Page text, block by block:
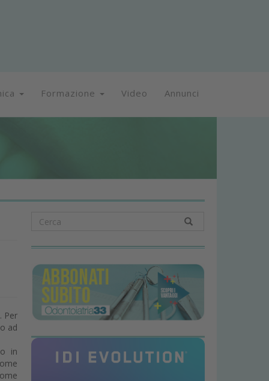
Formazione Video Annunci
Per
ad
in